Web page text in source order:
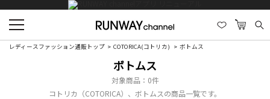
レディースファッション通販トップ COTORICA(コトリカ) ボトムス
ボトムス
対象商品： 0件
コトリカ（COTORICA）、ボトムスの商品一覧です。